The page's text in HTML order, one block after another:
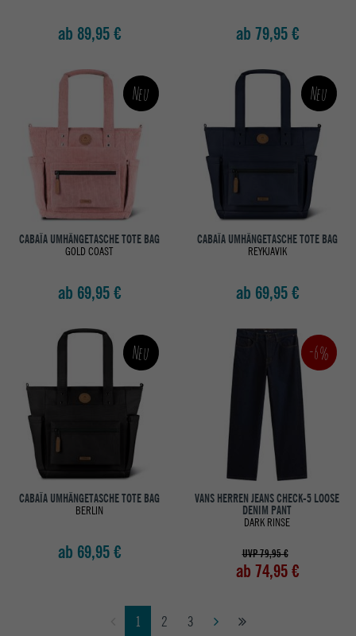
ab 89,95 € ab 79,95 €
Neu
CABAÏA UMHÄNGETASCHE TOTE BAG
GOLD COAST
ab 69,95 €
Neu
CABAÏA UMHÄNGETASCHE TOTE BAG
REYKJAVIK
ab 69,95 €
Neu
CABAÏA UMHÄNGETASCHE TOTE BAG
BERLIN
ab 69,95 €
-6%
VANS HERREN JEANS CHECK-5 LOOSE
DENIM PANT
DARK RINSE
UVP 79,95 €
ab 74,95 €
1 2 3